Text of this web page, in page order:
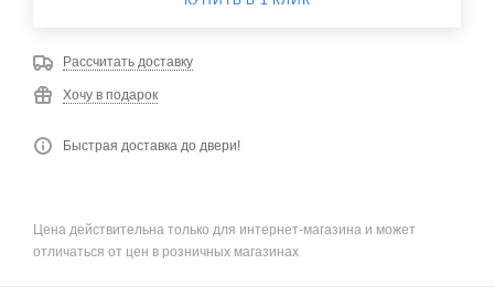
Рассчитать доставку
Хочу в подарок
Быстрая доставка до двери!
Цена действительна только для интернет-магазина и может
отличаться от цен в розничных магазинах